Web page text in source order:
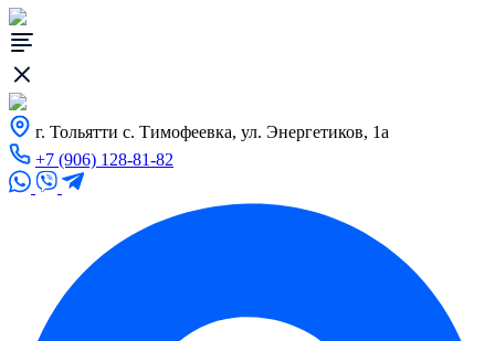
г. Тольятти с. Тимофеевка, ул. Энергетиков, 1а
+7 (906) 128-81-82